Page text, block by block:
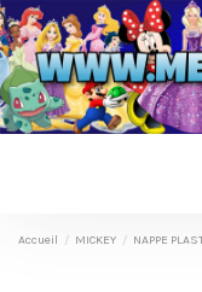
Accueil MICKEY NAPPE